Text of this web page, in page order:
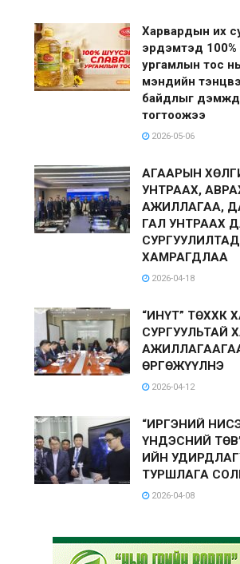
Харвардын их
эрдэмтэд 100%
ургамлын тос
мэндийн
байдлыг
тогтоожээ
2026-05-06
АГААРЫН
УНТРААХ,
АЖИЛЛАГАА,
ГАЛ УНТРААХ
СУРГУУЛИЛТАД
ХАМРАГДЛАА
2026-04-18
“ИНҮТ” ТӨХХК
СУРГУУЛЬТАЙ
ӨРГӨЖҮҮЛНЭ
2026-04-12
“ИРГЭНИЙ
ҮНДЭСНИЙ
ИЙН
ТУРШЛАГА
2026-04-08